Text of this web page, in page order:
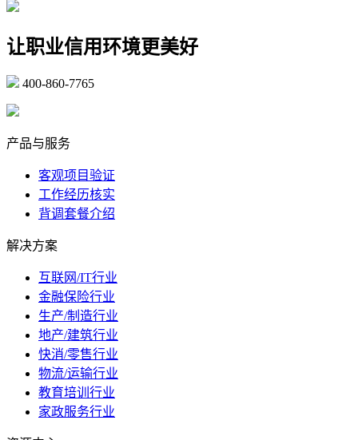
让职业信用环境更美好
400-860-7765
产品与服务
客观项目验证
工作经历核实
背调套餐介绍
解决方案
互联网/IT行业
金融保险行业
生产/制造行业
地产/建筑行业
快消/零售行业
物流/运输行业
教育培训行业
家政服务行业